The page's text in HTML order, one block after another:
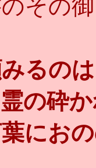
その
るのは
の砕
にお